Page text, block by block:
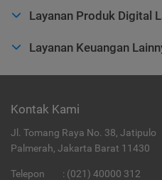
Layanan Produk Digital
Layanan Keuangan
Kontak Kami
Jl. Tomang Raya No. 38, Jatipulo
Palmerah, Jakarta Barat 11430
Telepon : (021) 40000 312